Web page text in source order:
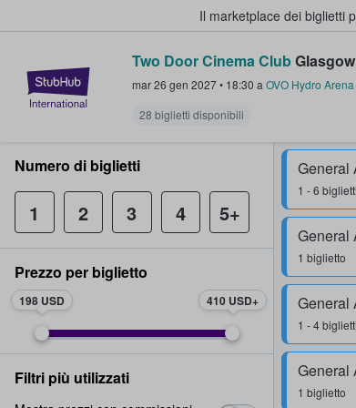
Il marketplace dei biglietti
StubHub - Dove i fan
Two Door Cinema Club
mar 26 gen 2027• 18:30 a OVO Hydro
28 biglietti disponibili
General
1 - 6 biglietti
General
1 biglietto
General
1 - 4 biglietti
General
1 biglietto
Numero di biglietti
1 2 3 4 5+
Prezzo per biglietto
198 USD 410 USD
Filtri più utilizzati